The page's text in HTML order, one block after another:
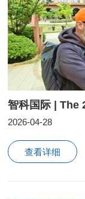
2026-04-28
查看详细